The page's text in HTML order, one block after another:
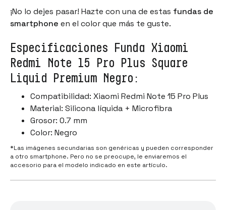
¡No lo dejes pasar! Hazte con una de estas fundas de
smartphone en el color que más te guste.
Especificaciones Funda Xiaomi
Redmi Note 15 Pro Plus Square
Liquid Premium Negro:
Compatibilidad: Xiaomi Redmi Note 15 Pro Plus
Material: Silicona líquida + Microfibra
Grosor: 0.7 mm
Color: Negro
*Las imágenes secundarias son genéricas y pueden corresponder
a otro smartphone. Pero no se preocupe, le enviaremos el
accesorio para el modelo indicado en este artículo.